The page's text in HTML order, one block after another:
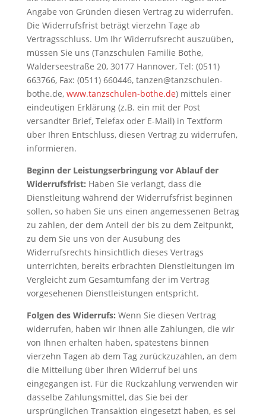
Angabe von Gründen diesen Vertrag zu widerrufen.
Die Widerrufsfrist beträgt vierzehn Tage ab
Vertragsschluss. Um Ihr Widerrufsrecht auszuüben,
müssen Sie uns (Tanzschulen Familie Bothe,
Walderseestraße 20, 30177 Hannover, Tel: (0511)
663766, Fax: (0511) 660446, tanzen@tanzschulen-
bothe.de, www.tanzschulen-bothe.de) mittels einer
eindeutigen Erklärung (z.B. ein mit der Post
versandter Brief, Telefax oder E-Mail) in Textform
über Ihren Entschluss, diesen Vertrag zu widerrufen,
informieren.
Beginn der Leistungserbringung vor Ablauf der
Widerrufsfrist: Haben Sie verlangt, dass die
Dienstleitung während der Widerrufsfrist beginnen
sollen, so haben Sie uns einen angemessenen Betrag
zu zahlen, der dem Anteil der bis zu dem Zeitpunkt,
zu dem Sie uns von der Ausübung des
Widerrufsrechts hinsichtlich dieses Vertrags
unterrichten, bereits erbrachten Dienstleitungen im
Vergleicht zum Gesamtumfang der im Vertrag
vorgesehenen Dienstleistungen entspricht.
Folgen des Widerrufs: Wenn Sie diesen Vertrag
widerrufen, haben wir Ihnen alle Zahlungen, die wir
von Ihnen erhalten haben, spätestens binnen
vierzehn Tagen ab dem Tag zurückzuzahlen, an dem
die Mitteilung über Ihren Widerruf bei uns
eingegangen ist. Für die Rückzahlung verwenden wir
dasselbe Zahlungsmittel, das Sie bei der
ursprünglichen Transaktion eingesetzt haben, es sei